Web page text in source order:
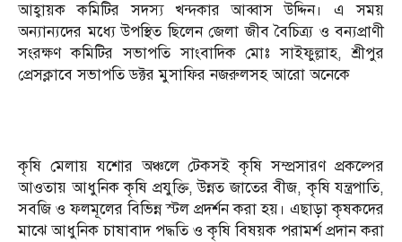
আহ্বায়ক কমিটির সদস্য খন্দকার আব্বাস উদ্দিন। এ সময়
অন্যান্যদের মধ্যে উপস্থিত ছিলেন জেলা জীব বৈচিত্র্য ও বন্যপ্রাণী
সংরক্ষণ কমিটির সভাপতি সাংবাদিক মোঃ সাইফুল্লাহ, শ্রীপুর
প্রেসক্লাবে সভাপতি ডক্টর মুসাফির নজরুলসহ আরো অনেকে
কৃষি মেলায় যশোর অঞ্চলে টেকসই কৃষি সম্প্রসারণ প্রকল্পের
আওতায় আধুনিক কৃষি প্রযুক্তি, উন্নত জাতের বীজ, কৃষি যন্ত্রপাতি,
সবজি ও ফলমূলের বিভিন্ন স্টল প্রদর্শন করা হয়। এছাড়া কৃষকদের
মাঝে আধুনিক চাষাবাদ পদ্ধতি ও কৃষি বিষয়ক পরামর্শ প্রদান করা